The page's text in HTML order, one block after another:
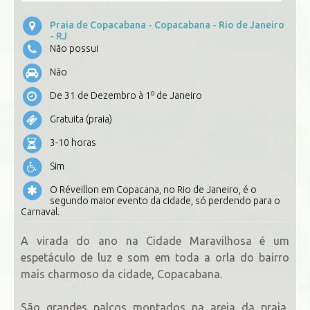
Praia de Copacabana - Copacabana - Rio de Janeiro
- RJ
Não possui
Não
De 31 de Dezembro à 1 o de Janeiro
Gratuita (praia)
3-10 horas
Sim
O Réveillon em Copacana, no Rio de Janeiro, é o
segundo maior evento da cidade, só perdendo para o
Carnaval.
A virada do ano na Cidade Maravilhosa é um
espetáculo de luz e som em toda a orla do bairro
mais charmoso da cidade, Copacabana.
São grandes palcos montados na areia da praia,